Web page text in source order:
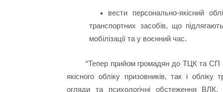
вести персонально-якісний
транспортних засобів, що
мобілізації та у воєнний час.
“Тепер прийом громадян до ТЦК та СП
якісного обліку призовників, так і
огляди та психологічні обстеження